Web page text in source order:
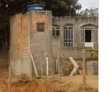
›Next